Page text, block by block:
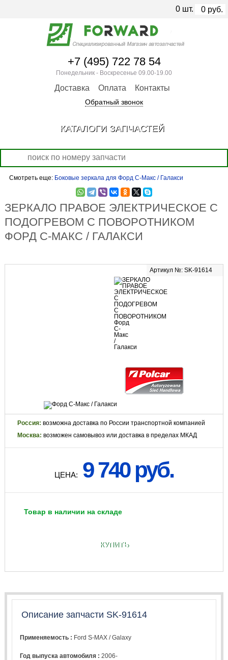
Смотреть еще: Боковые зеркала для Форд С-Макс / Галакси
ЗЕРКАЛО ПРАВОЕ ЭЛЕКТРИЧЕСКОЕ С
ПОДОГРЕВОМ С ПОВОРОТНИКОМ
ФОРД С-МАКС / ГАЛАКСИ
Артикул №: SK-91614
Россия: возможна доставка по России транспортной компанией
Москва: возможен самовывоз или доставка в пределах МКАД
ЦЕНА: 9 740 руб.
Товар в наличии на складе
КУПИТЬ
Описание запчасти SK-91614
Применяемость : Ford S-MAX / Galaxy
Год выпуска автомобиля :2006-
+7 (495) 722 78 54
Понедельник - Воскресенье 09.00-19.00
Доставка Оплата Контакты
Обратный звонок
0 шт. 0 руб.
КАТАЛОГИ ЗАПЧАСТЕЙ